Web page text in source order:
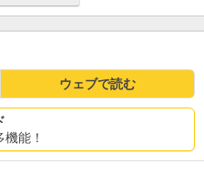
ウェブで読む
能！